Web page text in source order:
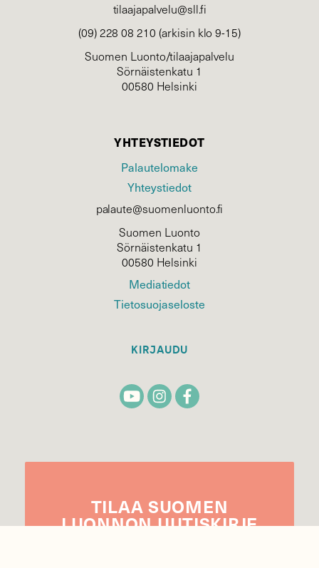
tilaajapalvelu@sll.fi
(09) 228 08 210 (arkisin klo 9-15)
Suomen Luonto/tilaajapalvelu
Sörnäistenkatu 1
00580 Helsinki
YHTEYSTIEDOT
Palautelomake
Yhteystiedot
palaute@suomenluonto.fi
Suomen Luonto
Sörnäistenkatu 1
00580 Helsinki
Mediatiedot
Tietosuojaseloste
KIRJAUDU
TILAA SUOMEN
LUONNONUUTIS­KIRJE